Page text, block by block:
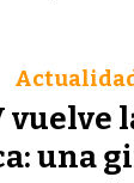
vuelve
una